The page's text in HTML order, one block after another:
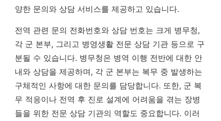
양한 문의와 상담 서비스를 제공하고 있습니다.
전역 관련 문의 전화번호와 상담 번호는 크게 병무청,
각 군 본부, 그리고 병영생활 전문 상담 기관 등으로 구
분될 수 있습니다. 병무청은 병역 이행 전반에 대한 안
내와 상담을 제공하며, 각 군 본부는 복무 중 발생하는
구체적인 사항에 대한 문의를 담당합니다. 또한, 군 복
무 적응이나 전역 후 진로 설계에 어려움을 겪는 장병
들을 위한 전문 상담 기관의 역할도 중요합니다. 이러